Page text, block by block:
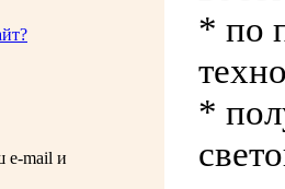
e-mail и
* по
*